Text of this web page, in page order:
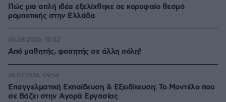
Πώς μια απλή ιδέα εξελίχθηκε σε κορυφαίο θεσμό
ρομποτικής στην Ελλάδα
Από μαθητής, φοιτητής σε άλλη πόλη!
06.08.2026, 10:52
Επαγγελματική Εκπαίδευση & Εξειδίκευση: Το Mοντέλο που
σε Bάζει στην Aγορά Eργασίας
26.07.2026, 09:54